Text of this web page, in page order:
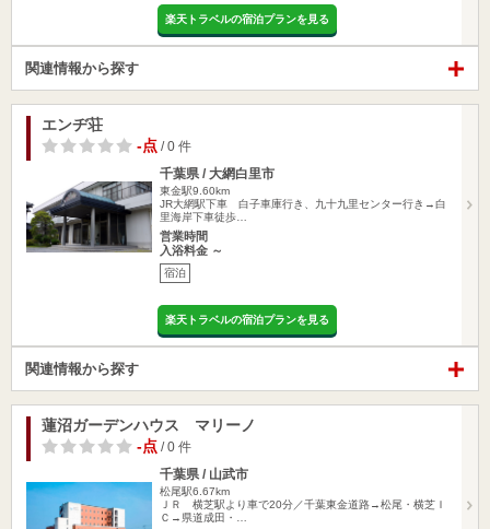
楽天トラベルの宿泊プランを見る
関連情報から探す
エンヂ荘
-点 / 0 件
千葉県 / 大網白里市
東金駅9.60km
JR大網駅下車 白子車庫行き、九十九里センター行き→白
里海岸下車徒歩…
営業時間
入浴料金 ～
宿泊
楽天トラベルの宿泊プランを見る
関連情報から探す
蓮沼ガーデンハウス マリーノ
-点 / 0 件
千葉県 / 山武市
松尾駅6.67km
ＪＲ 横芝駅より車で20分／千葉東金道路→松尾・横芝Ｉ
Ｃ→県道成田・…